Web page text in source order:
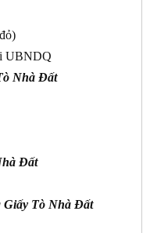
UBNDQ
Nhà Đất
Đất
Giấy Tò Nhà Đất